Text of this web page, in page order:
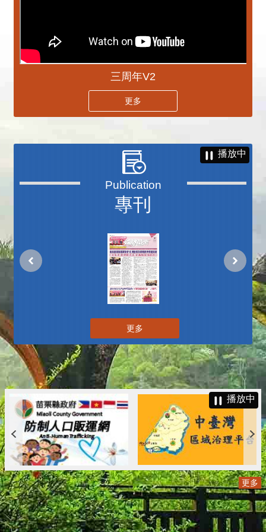
三周年V2
更多
專刊
播放中
更多
播放中
更多